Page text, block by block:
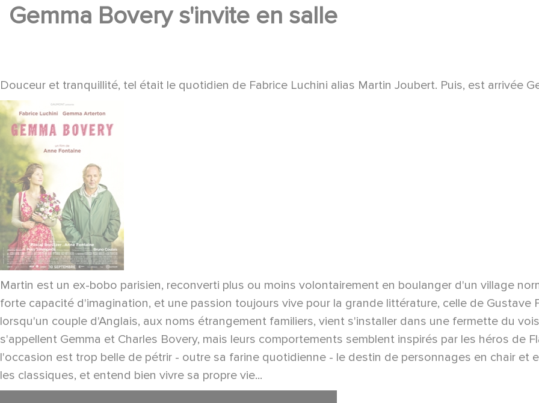
Gemma Bovery s'invite en salle
Douceur et tranquillité, tel était le quotidien de Fabrice Luchini alias Martin Joubert. Puis, est arrivée
Martin est un ex-bobo parisien, reconverti plus ou moins volontairement en boulanger d'un village
forte capacité d'imagination, et une passion toujours vive pour la grande littérature, celle de Gustave
lorsqu'un couple d'Anglais, aux noms étrangement familiers, vient s'installer dans une fermette du
s'appellent Gemma et Charles Bovery, mais leurs comportements semblent inspirés par les héros de
l'occasion est trop belle de pétrir - outre sa farine quotidienne - le destin de personnages en chair et
les classiques, et entend bien vivre sa propre vie...